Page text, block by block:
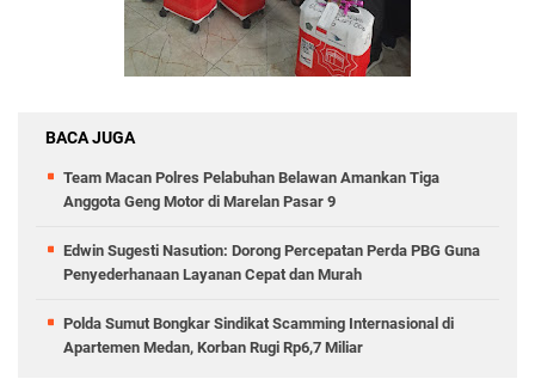
BACA JUGA
Team Macan Polres Pelabuhan Belawan Amankan Tiga
Anggota Geng Motor di Marelan Pasar 9
Edwin Sugesti Nasution: Dorong Percepatan Perda PBG Guna
Penyederhanaan Layanan Cepat dan Murah
Polda Sumut Bongkar Sindikat Scamming Internasional di
Apartemen Medan, Korban Rugi Rp6,7 Miliar